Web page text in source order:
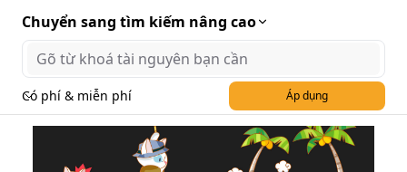
Chuyển sang tìm kiếm nâng cao
Có phí & miễn phí Áp dụng